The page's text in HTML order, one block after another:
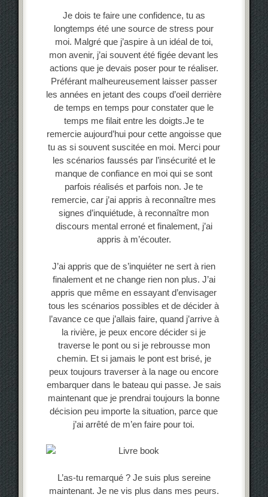
Je dois te faire une confidence, tu as
longtemps été une source de stress pour
moi. Malgré que j’aspire à un idéal de toi,
mon avenir, j’ai souvent été figée devant les
actions que je devais poser pour te réaliser.
Préférant malheureusement laisser passer
les années en jetant des coups d’oeil derrière
de temps en temps pour constater que le
temps me filait entre les doigts.Je te
remercie aujourd’hui pour cette angoisse que
tu as si souvent suscitée en moi. Merci pour
les scénarios faussés par l’insécurité et le
manque de confiance en moi qui se sont
parfois réalisés et parfois non. Je te
remercie, car j’ai appris à reconnaître mes
signes d’inquiétude, à reconnaître mon
discours mental erroné et finalement, j’ai
appris à m’écouter.
J’ai appris que de s’inquiéter ne sert à rien
finalement et ne change rien non plus. J’ai
appris que même en essayant d’envisager
tous les scénarios possibles et de décider à
l’avance ce que j’allais faire, quand j’arrive à
la rivière, je peux encore décider si je
traverse le pont ou si je rebrousse mon
chemin. Et si jamais le pont est brisé, je
peux toujours traverser à la nage ou encore
embarquer dans le bateau qui passe. Je sais
maintenant que je prendrai toujours la bonne
décision peu importe la situation, parce que
j’ai arrêté de m’en faire pour toi.
L’as-tu remarqué ? Je suis plus sereine
maintenant. Je ne vis plus dans mes peurs.